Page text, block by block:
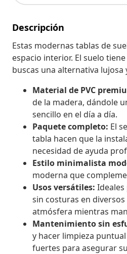
Descripción
Estas modernas tablas de
espacio interior. El suelo
buscas una alternativa
Material de PVC
de la madera, dándole
sencillo en el día a día.
Paquete completo: El
tabla hacen que la
necesidad de ayuda
Estilo minimalista
moderna que
Usos versátiles:
sin costuras en
atmósfera mientras
Mantenimiento sin
y hacer limpieza
fuertes para asegurar